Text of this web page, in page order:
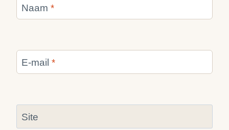
Naam *
E-mail *
Site